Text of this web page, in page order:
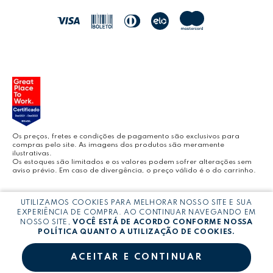
BLOG LEONORA
Os preços, fretes e condições de pagamento são exclusivos para
compras pelo site. As imagens dos produtos são meramente
ilustrativas.
Os estoques são limitados e os valores podem sofrer alterações sem
aviso prévio. Em caso de divergência, o preço válido é o do carrinho.
Copyright © LEONORA COMERCIO INTERNACIONAL LTDA - CNPJ:
03.064.692/0005-53
UTILIZAMOS COOKIES PARA MELHORAR NOSSO SITE E SUA
EXPERIÊNCIA DE COMPRA. AO CONTINUAR NAVEGANDO EM
NOSSO SITE,VOCÊ ESTÁ DE ACORDO CONFORME NOSSA
POLÍTICA QUANTO A UTILIZAÇÃO DE COOKIES.
ACEITAR E CONTINUAR